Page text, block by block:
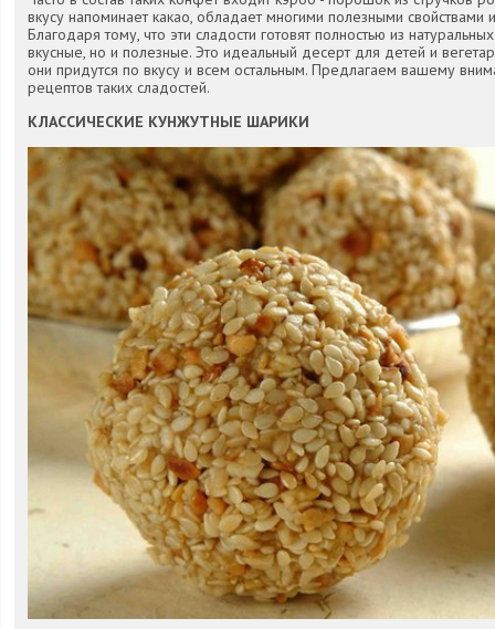
вкусу напоминает какао, обладает многими полезными
Благодаря тому, что эти сладости готовят полностью из
вкусные, но и полезные. Это идеальный десерт для детей и
они придутся по вкусу и всем остальным. Предлагаем вашему
рецептов таких сладостей.
КЛАССИЧЕСКИЕ КУНЖУТНЫЕ ШАРИКИ